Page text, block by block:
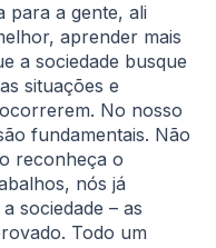
para a gente, ali
aprender mais
a sociedade busque
situações e
No nosso
fundamentais. Não
reconheça o
nós já
sociedade – as
Todo um